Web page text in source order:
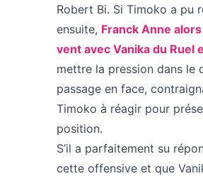
Robert Bi. Si Timoko a pu
ensuite, Franck Anne
vent avec Vanika du Ruel e
mettre la pression dans le
passage en face,
Timoko à réagir pour
position.
S’il a parfaitement su
cette offensive et que